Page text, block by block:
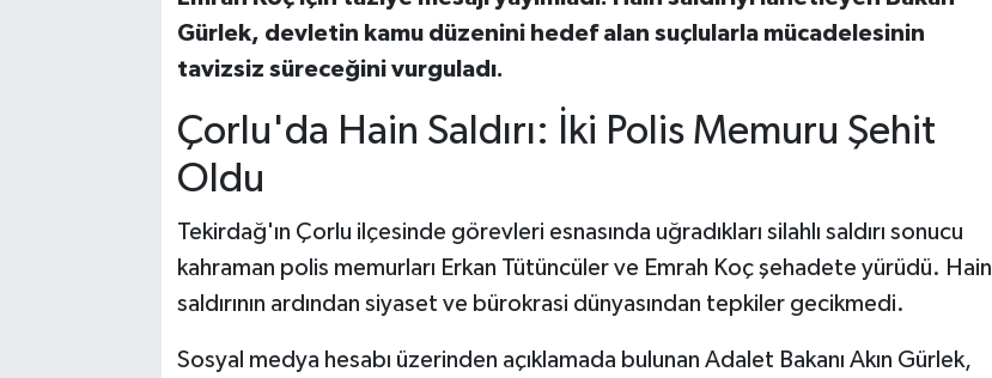
Gürlek, devletin kamu düzenini hedef alan suçlularla mücadelesinin
tavizsiz süreceğini vurguladı.
Çorlu'da Hain Saldırı: İki Polis Memuru Şehit
Oldu
Tekirdağ'ın Çorlu ilçesinde görevleri esnasında uğradıkları silahlı saldırı sonucu
kahraman polis memurları Erkan Tütüncüler ve Emrah Koç şehadete yürüdü. Hain
saldırının ardından siyaset ve bürokrasi dünyasından tepkiler gecikmedi.
Sosyal medya hesabı üzerinden açıklamada bulunan Adalet Bakanı Akın Gürlek,